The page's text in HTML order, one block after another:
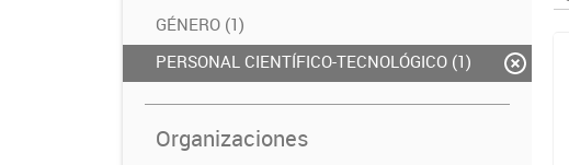
GÉNERO (1)
PERSONAL CIENTÍFICO-TECNOLÓGICO (1)
Organizaciones